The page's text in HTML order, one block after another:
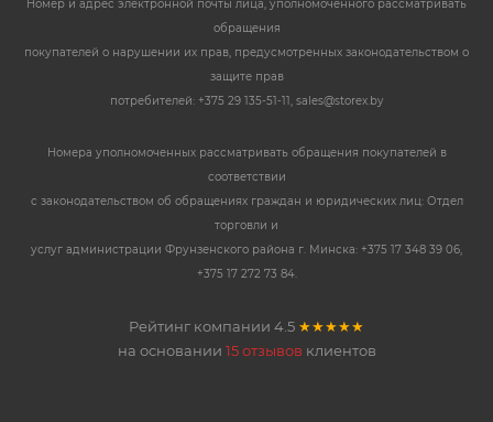
Номер и адрес электронной почты лица, уполномоченного рассматривать
обращения
покупателей о нарушении их прав, предусмотренных законодательством о
защите прав
потребителей: +375 29 135-51-11, sales@storex.by
Номера уполномоченных рассматривать обращения покупателей в
соответствии
с законодательством об обращениях граждан и юридических лиц: Отдел
торговли и
услуг администрации Фрунзенского района г. Минска: +375 17 348 39 06,
+375 17 272 73 84.
Рейтинг компании 4.5 ★★★★★
на основании 15 отзывов клиентов